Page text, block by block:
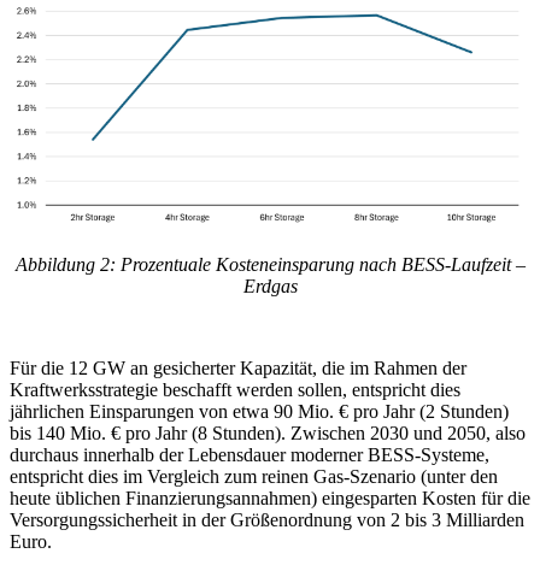
Abbildung 2: Prozentuale Kosteneinsparung nach BESS-Laufzeit –
Erdgas
Für die 12 GW an gesicherter Kapazität, die im Rahmen der
Kraftwerksstrategie beschafft werden sollen, entspricht dies
jährlichen Einsparungen von etwa 90 Mio. € pro Jahr (2 Stunden)
bis 140 Mio. € pro Jahr (8 Stunden). Zwischen 2030 und 2050, also
durchaus innerhalb der Lebensdauer moderner BESS-Systeme,
entspricht dies im Vergleich zum reinen Gas-Szenario (unter den
heute üblichen Finanzierungsannahmen) eingesparten Kosten für die
Versorgungssicherheit in der Größenordnung von 2 bis 3 Milliarden
Euro.